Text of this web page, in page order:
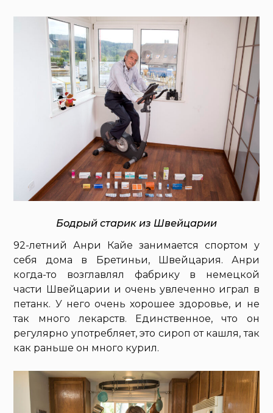
Бодрый старик из Швейцарии
92-летний Анри Кайе занимается спортом у
себя дома в Бретиньи, Швейцария. Анри
когда-то возглавлял фабрику в немецкой
части Швейцарии и очень увлеченно играл в
петанк. У него очень хорошее здоровье, и не
так много лекарств. Единственное, что он
регулярно употребляет, это сироп от кашля, так
как раньше он много курил.